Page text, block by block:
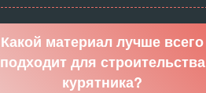
Какой материал лучше всего
подходит для строительства
курятника?